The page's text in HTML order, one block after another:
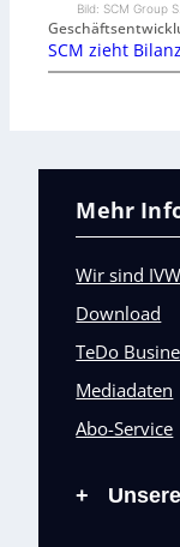
Bild: SCM Group
SCM zieht
Mehr
Wir sind
Download
TeDo
Mediadaten
Abo-Service
+